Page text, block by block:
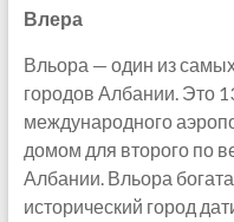
Влера
Вльора — один из
городов Албании. Это
международного
домом для второго по
Албании. Вльора
исторический город